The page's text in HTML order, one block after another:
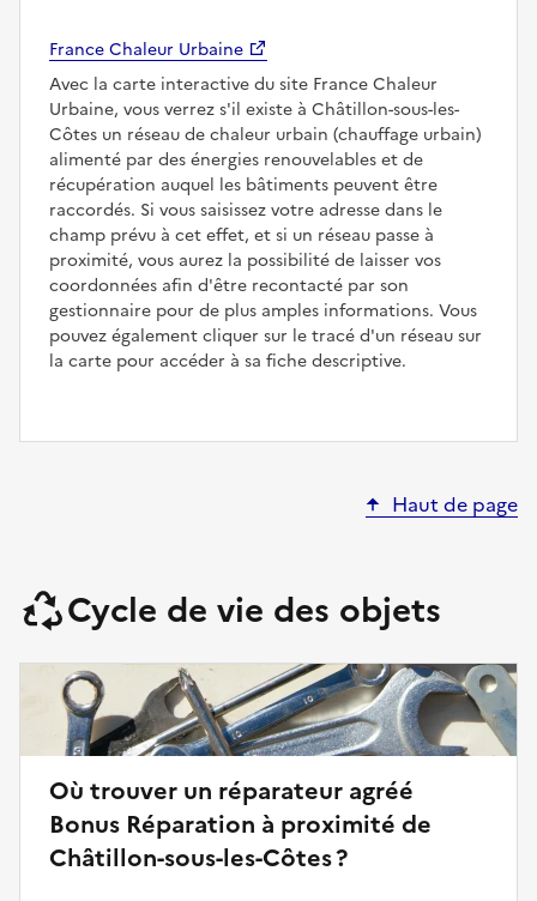
France Chaleur Urbaine
Avec la carte interactive du site France Chaleur
Urbaine, vous verrez s'il existe à Châtillon-sous-les-
Côtes un réseau de chaleur urbain (chauffage urbain)
alimenté par des énergies renouvelables et de
récupération auquel les bâtiments peuvent être
raccordés. Si vous saisissez votre adresse dans le
champ prévu à cet effet, et si un réseau passe à
proximité, vous aurez la possibilité de laisser vos
coordonnées afin d'être recontacté par son
gestionnaire pour de plus amples informations. Vous
pouvez également cliquer sur le tracé d'un réseau sur
la carte pour accéder à sa fiche descriptive.
Haut de page
Cycle de vie des objets
Où trouver un réparateur agréé
Bonus Réparation à proximité de
Châtillon-sous-les-Côtes ?